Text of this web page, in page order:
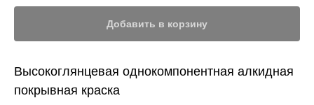
Добавить в корзину
Высокоглянцевая однокомпонентная алкидная
покрывная краска